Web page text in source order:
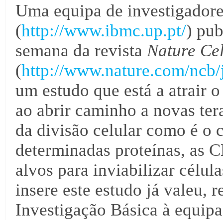
Uma equipa de
(http://www.ibmc.up.pt/)
semana da revistaNature
(http://www.nature.com/
um estudo que está a atrair
ao abrir caminho a novas
da divisão celular como é o
determinadas proteínas, as
alvos para inviabilizar
insere este estudo já valeu,
Investigação Básica à